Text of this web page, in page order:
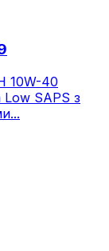
10W-40
Low SAPS з